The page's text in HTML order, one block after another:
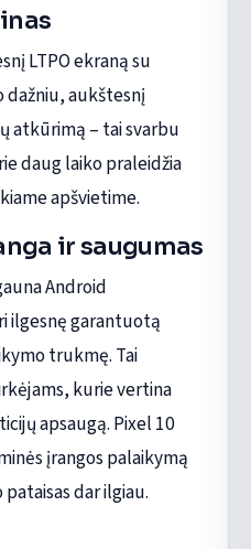
LTPO ekraną su
aukštesnį
atkūrimą – tai svarbu
daug laiko praleidžia
apšvietime.
ir saugumas
Android
ilgesnę garantuotą
trukmę. Tai
kurie vertina
apsaugą. Pixel 10
įrangos palaikymą
dar ilgiau.